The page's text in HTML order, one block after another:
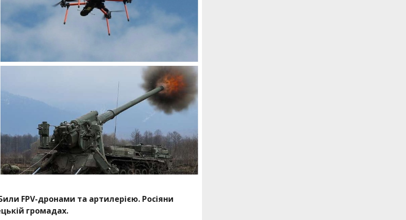
FPV-дронами та артилерією. Росіяни
громадах.